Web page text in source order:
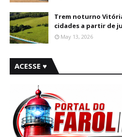
Trem noturno
cidades a partir de
May 13, 2026
ACESSE ♥